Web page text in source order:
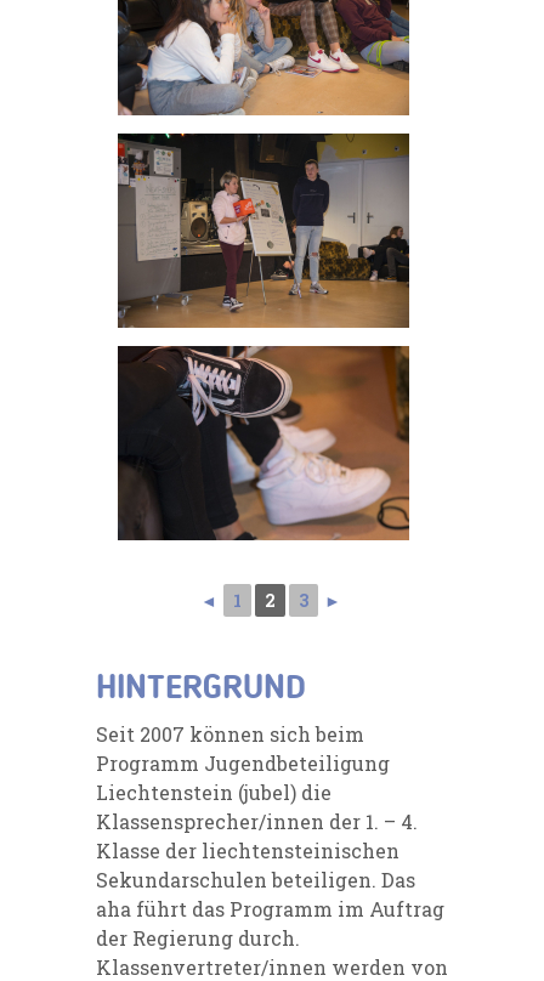
◄ 1 2 3 ►
HINTERGRUND
Seit 2007 können sich beim
Programm Jugendbeteiligung
Liechtenstein (jubel) die
Klassensprecher/innen der 1. – 4.
Klasse der liechtensteinischen
Sekundarschulen beteiligen. Das
aha führt das Programm im Auftrag
der Regierung durch.
Klassenvertreter/innen werden von